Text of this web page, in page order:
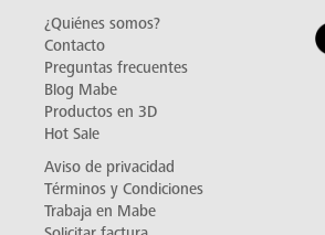
¿Quiénes somos?
Contacto
Preguntas frecuentes
Blog Mabe
Productos en 3D
Hot Sale
Aviso de privacidad
Términos y Condiciones
Trabaja en Mabe